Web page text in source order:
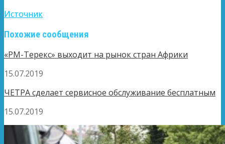
Источник
Похожие сообщения
«РМ-Терекс» выходит на рынок стран Африки
15.07.2019
ЧЕТРА сделает сервисное обслуживание бесплатным
15.07.2019